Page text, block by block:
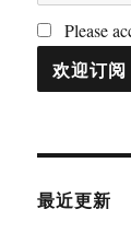
Please
最近更新